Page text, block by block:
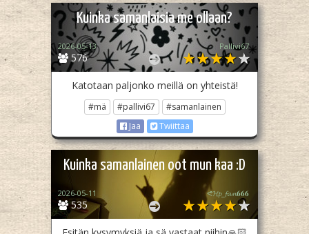
Kuinka samanlaisia me ollaan?
576
2026-05-13 Pallivi67
Katotaan paljonko meillä on yhteistä!
#mä #pallivi67
#samanlainen
Jaa
Twiittaa
Kuinka samanlainen oot mun kaa :D
535
2026-05-11 ᕙ𝓗𝓹_𝓯𝓪𝓷𝟔𝟔𝟔